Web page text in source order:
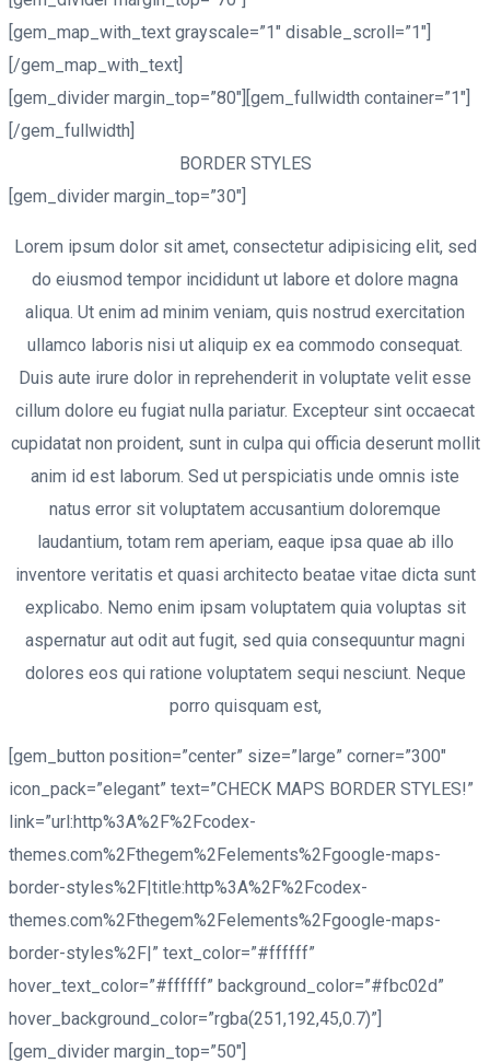
[gem_map_with_text grayscale=”1″ disable_scroll=”1″]
[/gem_map_with_text]
[gem_divider margin_top=”80″][gem_fullwidth container=”1″]
[/gem_fullwidth]
BORDER STYLES
[gem_divider margin_top=”30″]
Lorem ipsum dolor sit amet, consectetur adipisicing elit, sed
do eiusmod tempor incididunt ut labore et dolore magna
aliqua. Ut enim ad minim veniam, quis nostrud exercitation
ullamco laboris nisi ut aliquip ex ea commodo consequat.
Duis aute irure dolor in reprehenderit in voluptate velit esse
cillum dolore eu fugiat nulla pariatur. Excepteur sint occaecat
cupidatat non proident, sunt in culpa qui officia deserunt mollit
anim id est laborum. Sed ut perspiciatis unde omnis iste
natus error sit voluptatem accusantium doloremque
laudantium, totam rem aperiam, eaque ipsa quae ab illo
inventore veritatis et quasi architecto beatae vitae dicta sunt
explicabo. Nemo enim ipsam voluptatem quia voluptas sit
aspernatur aut odit aut fugit, sed quia consequuntur magni
dolores eos qui ratione voluptatem sequi nesciunt. Neque
porro quisquam est,
[gem_button position=”center” size=”large” corner=”300″
icon_pack=”elegant” text=”CHECK MAPS BORDER STYLES!”
link=”url:http%3A%2F%2Fcodex-
themes.com%2Fthegem%2Felements%2Fgoogle-maps-
border-styles%2F|title:http%3A%2F%2Fcodex-
themes.com%2Fthegem%2Felements%2Fgoogle-maps-
border-styles%2F|” text_color=”#ffffff”
hover_text_color=”#ffffff” background_color=”#fbc02d”
hover_background_color=”rgba(251,192,45,0.7)”]
[gem_divider margin_top=”50″]